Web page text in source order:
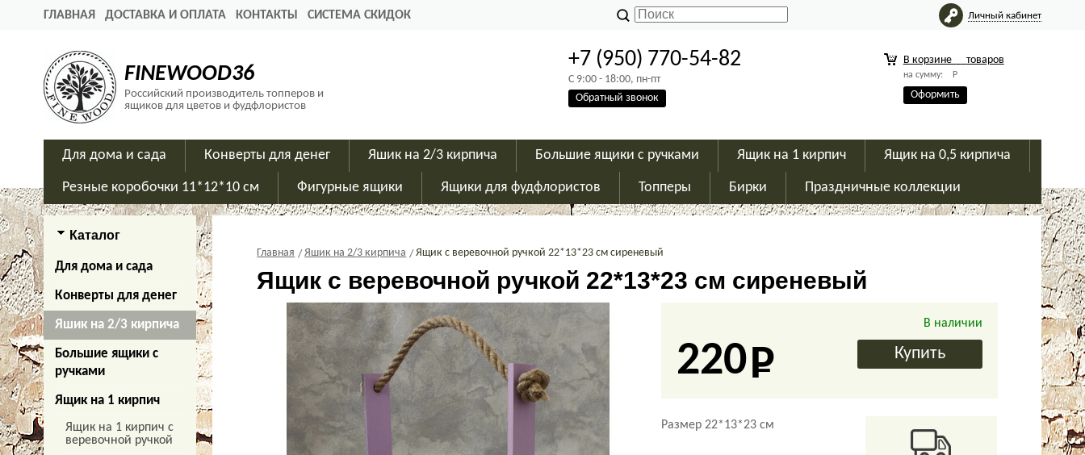
ГЛАВНАЯ ДОСТАВКА И ОПЛАТА КОНТАКТЫ СИСТЕМА СКИДОК Личный кабинет
FINEWOOD36
Российский производитель топперов и
ящиков для цветов и фудфлористов
+7 (950) 770-54-82
C 9:00 - 18:00, пн-пт
Обратный звонок
В корзине товаров
на сумму: Р
Оформить
Для дома и сада Конверты для денег Яшик на 2/3 кирпича Большие ящики с ручками Ящик на 1 кирпич Ящик на 0,5 кирпича
Резные коробочки 11*12*10 см Фигурные ящики Ящики для фудфлористов Топперы Бирки Праздничные коллекции
Каталог
Для дома и сада
Конверты для денег
Яшик на 2/3 кирпича
Большие ящики с
ручками
Ящик на 1 кирпич
Ящик на 1 кирпич с
веревочной ручкой
Главная Яшик на 2/3 кирпича Ящик с веревочной ручкой 22*13*23 см сиреневый
Ящик с веревочной ручкой 22*13*23 см сиреневый
В наличии
220
Размер 22*13*23 см